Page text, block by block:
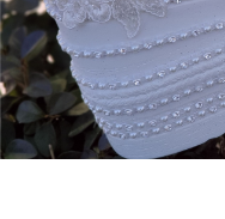
Görüşleri
Instagram
Facebook